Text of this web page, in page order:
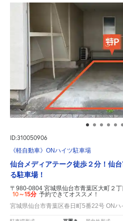
ID:310050906
《軽自動車》ONハイツ駐車場
仙台メディアテーク徒歩２分！仙
る駐車場！
〒980-0804 宮城県仙台市青葉区大町２
10～15分 予約できてオススメ！
宮城県仙台市青葉区春日町5番22号 ONハ